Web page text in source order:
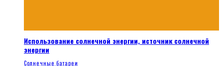
Использование солнечной энергии, источник солнечной
энергии
Солнечные батареи